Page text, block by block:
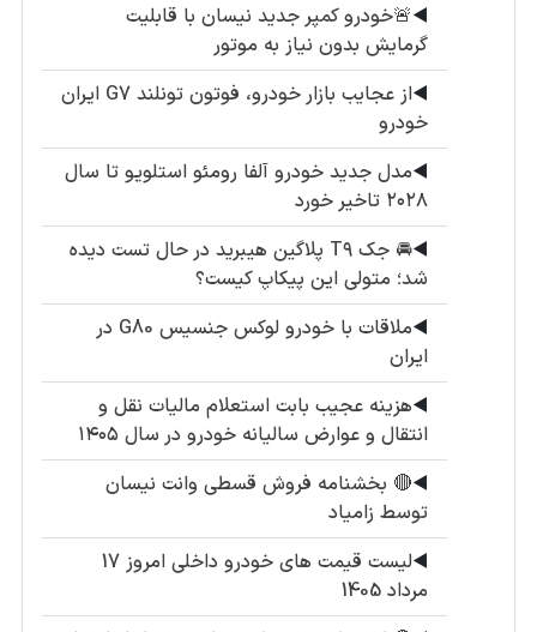
◀️🚨خودرو کمپر جدید نیسان با قابلیت
گرمایش بدون نیاز به موتور
◀️
از عجایب بازار خودرو، فوتون تونلند G7 ایران
خودرو
◀️مدل جدید خودرو آلفا رومئو استلویو تا سال
۲۰۲۸ تاخیر خورد
◀️
🚘 جک T۹ پلاگین هیبرید در حال تست دیده
شد؛ متولی این پیکاپ کیست؟
◀️
ملاقات با خودرو لوکس جنسیس G80 در
ایران
◀️هزینه عجیب بابت استعلام مالیات نقل و
انتقال و عوارض سالیانه خودرو در سال ۱۴۰۵
◀️🔴 بخشنامه فروش قسطی وانت نیسان
توسط زامیاد
◀️
لیست قیمت های خودرو داخلی امروز 17
مرداد 1405